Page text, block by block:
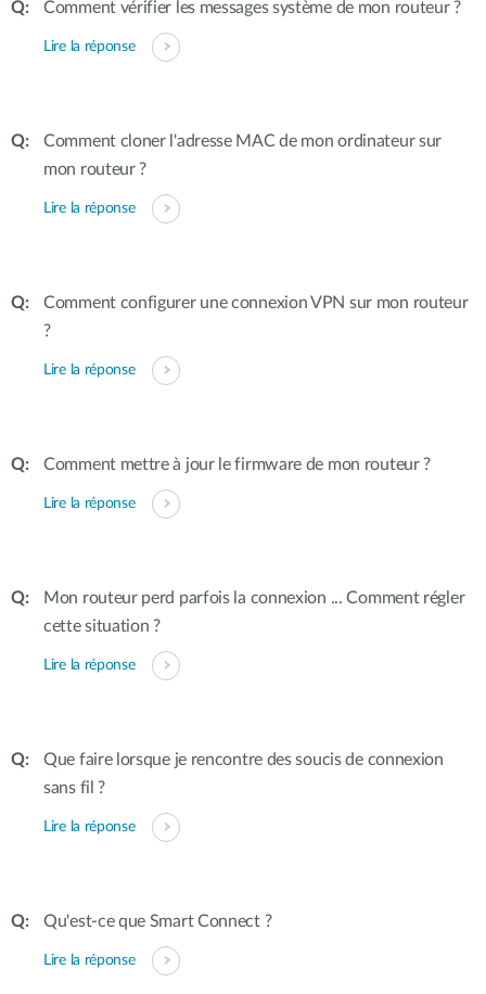
Comment vérifier les messages système de mon routeur ?
Lire la réponse
Comment cloner l'adresse MAC de mon ordinateur sur
mon routeur ?
Lire la réponse
Comment configurer une connexion VPN sur mon routeur
?
Lire la réponse
Comment mettre à jour le firmware de mon routeur ?
Lire la réponse
Mon routeur perd parfois la connexion ... Comment régler
cette situation ?
Lire la réponse
Que faire lorsque je rencontre des soucis de connexion
sans fil ?
Lire la réponse
Qu'est-ce que Smart Connect ?
Lire la réponse